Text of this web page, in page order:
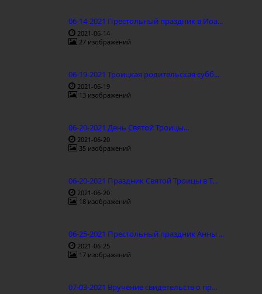
06-14-2021 Престольный праздник в Иоа...
2021-06-14
27 изображений
06-19-2021 Троицкая родительская субб...
2021-06-19
13 изображений
06-20-2021 День Святой Троицы...
2021-06-20
35 изображений
06-20-2021 Праздник Святой Троицы в Т...
2021-06-20
18 изображений
06-25-2021 Престольный праздник Анны ...
2021-06-25
17 изображений
07-03-2021 Вручение свидетельств о пр...